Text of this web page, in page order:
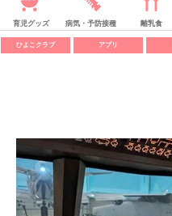
育児グッズ 病気・予防接種 離乳食
ひよこクラブ アプリ